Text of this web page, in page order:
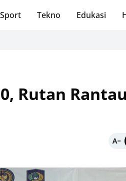
Sport Tekno Edukasi
Rutan Rantau